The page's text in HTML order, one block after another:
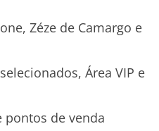
Zéze de Camargo e
Área VIP e
pontos de venda